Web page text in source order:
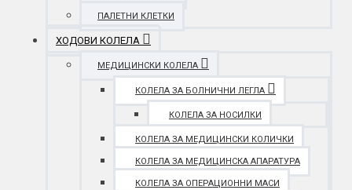
ПАЛЕТНИ КЛЕТКИ
ХОДОВИ КОЛЕЛА
МЕДИЦИНСКИ КОЛЕЛА
КОЛЕЛА ЗА БОЛНИЧНИ ЛЕГЛА
КОЛЕЛА ЗА НОСИЛКИ
КОЛЕЛА ЗА МЕДИЦИНСКИ КОЛИЧКИ
КОЛЕЛА ЗА МЕДИЦИНСКА АПАРАТУРА
КОЛЕЛА ЗА ОПЕРАЦИОННИ МАСИ